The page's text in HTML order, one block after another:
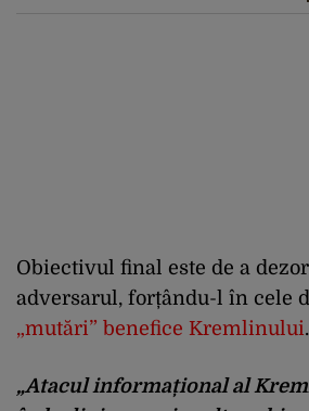
Obiectivul final este de a
adversarul, forțându-l în cele
„mutări” benefice Kremlinului.
„Atacul informațional al